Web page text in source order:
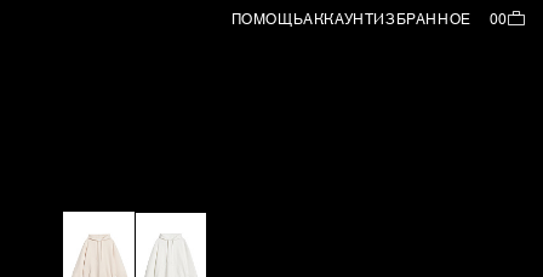
ПОМОЩЬАККАУНТИЗБРАННОЕ 00